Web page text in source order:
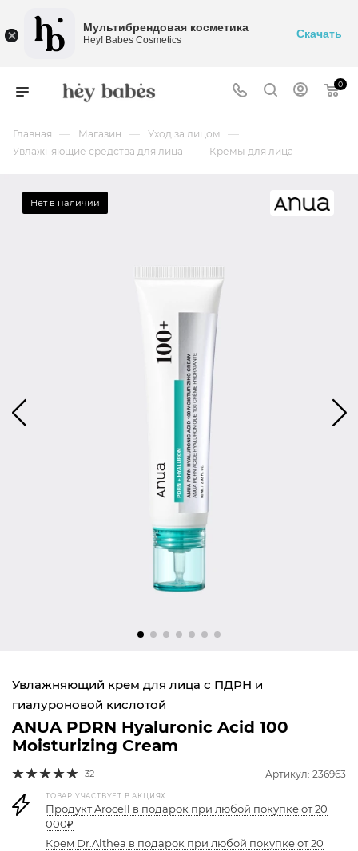
0
Главная — Магазин — Уход за лицом —
Увлажняющие средства для лица — Кремы для лица
Нет в наличии
Увлажняющий крем для лица с ПДРН и
гиалуроновой кислотой
ANUA PDRN Hyaluronic Acid 100
Moisturizing Cream
32 Артикул: 236963
ТОВАР УЧАСТВУЕТ В АКЦИЯХ
Продукт Arocell в подарок при любой покупке от 20
000₽
Крем Dr.Althea в подарок при любой покупке от 20
Мультибрендовая косметика
Hey! Babes Cosmetics Скачать